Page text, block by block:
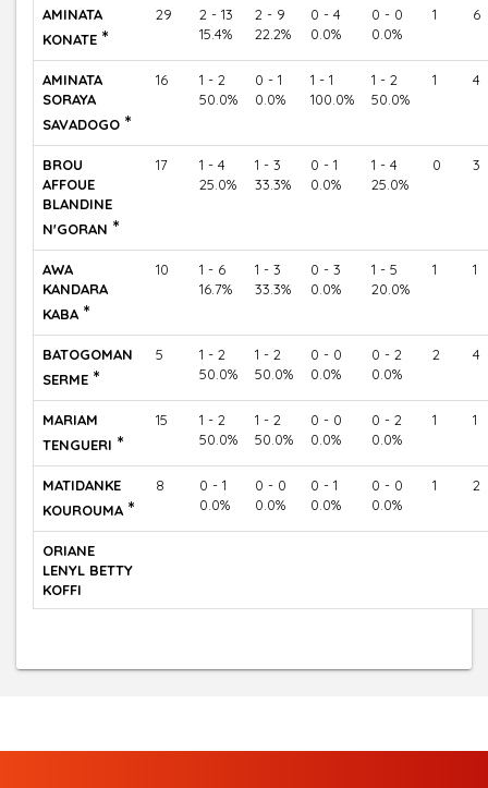
AMINATA
KONATE *
29
2 - 13
15.4%
2 - 9
22.2%
0 - 4
0.0%
0 - 0
0.0%
1 6
AMINATA
SORAYA
SAVADOGO *
16
1 - 2
50.0%
0 - 1
0.0%
1 - 1
100.0%
1 - 2
50.0%
1 4
BROU
AFFOUE
BLANDINE
N'GORAN *
17
1 - 4
25.0%
1 - 3
33.3%
0 - 1
0.0%
1 - 4
25.0%
0 3
AWA
KANDARA
KABA *
10
1 - 6
16.7%
1 - 3
33.3%
0 - 3
0.0%
1 - 5
20.0%
1 1
BATOGOMAN
SERME *
5
1 - 2
50.0%
1 - 2
50.0%
0 - 0
0.0%
0 - 2
0.0%
2 4
MARIAM
TENGUERI *
15
1 - 2
50.0%
1 - 2
50.0%
0 - 0
0.0%
0 - 2
0.0%
1 1
MATIDANKE
KOUROUMA *
8
0 - 1
0.0%
0 - 0
0.0%
0 - 1
0.0%
0 - 0
0.0%
1 2
ORIANE
LENYL BETTY
KOFFI